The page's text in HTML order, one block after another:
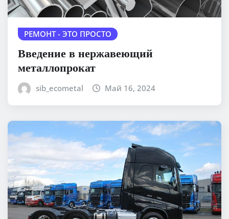
РЕМОНТ - ЭТО ПРОСТО
Введение в нержавеющий
металлопрокат
sib_ecometal Май 16, 2024